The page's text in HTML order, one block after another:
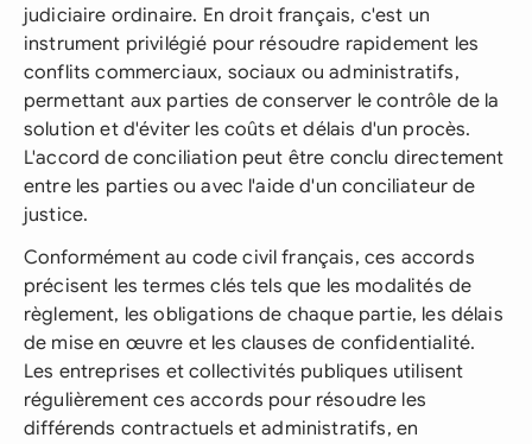
judiciaire ordinaire. En droit français, c'est un
instrument privilégié pour résoudre rapidement les
conflits commerciaux, sociaux ou administratifs,
permettant aux parties de conserver le contrôle de la
solution et d'éviter les coûts et délais d'un procès.
L'accord de conciliation peut être conclu directement
entre les parties ou avec l'aide d'un conciliateur de
justice.
Conformément au code civil français, ces accords
précisent les termes clés tels que les modalités de
règlement, les obligations de chaque partie, les délais
de mise en œuvre et les clauses de confidentialité.
Les entreprises et collectivités publiques utilisent
régulièrement ces accords pour résoudre les
différends contractuels et administratifs, en